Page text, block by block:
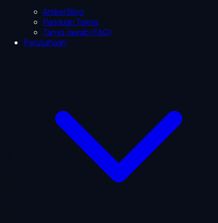
Artikel Blog
Panduan Teknis
Tanya Jawab (FAQ)
Perusahaan